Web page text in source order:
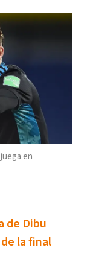
en
de Dibu
la final